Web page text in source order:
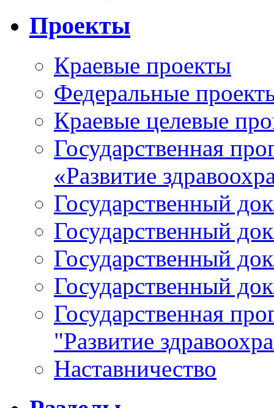
Проекты
Краевые проекты
Федеральные
Краевые целевые
Государственная
«Развитие
Государственный
Государственный
Государственный
Государственный
Государственная
"Развитие
Наставничество